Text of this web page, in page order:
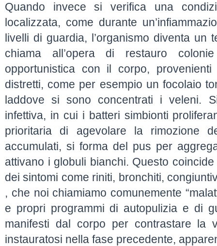
Quando invece si verifica una
localizzata, come durante
livelli di guardia, l’organismo diventa un
chiama all’opera di restauro
opportunistica con il corpo,
distretti, come per esempio un focolaio
laddove si sono concentrati i veleni.
infettiva, in cui i batteri simbionti
prioritaria di agevolare la rimozione
accumulati, si forma del pus per
attivano i globuli bianchi. Questo
dei sintomi come riniti, bronchiti,
, che noi chiamiamo comunemente
e propri programmi di autopulizia e di
manifesti dal corpo per contrastare la
instauratosi nella fase precedente,